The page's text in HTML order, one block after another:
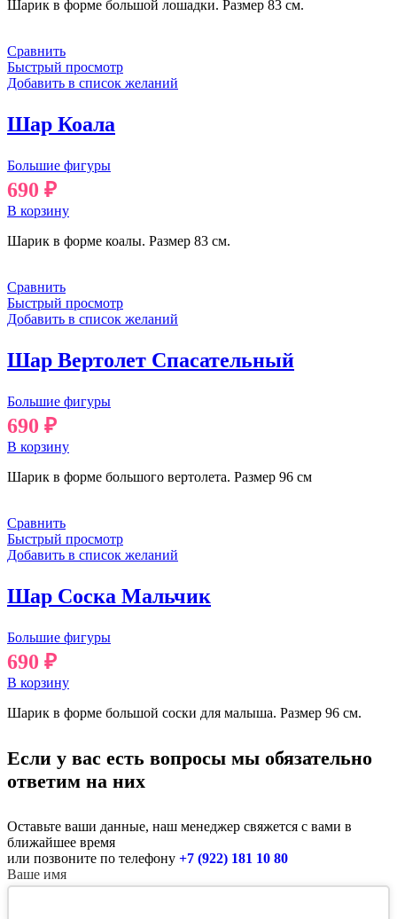
Шарик в форме большой лошадки. Размер 83 см.
Сравнить
Быстрый просмотр
Добавить в список желаний
Шар Коала
Большие фигуры
690 ₽
В корзину
Шарик в форме коалы. Размер 83 см.
Сравнить
Быстрый просмотр
Добавить в список желаний
Шар Вертолет Спасательный
Большие фигуры
690 ₽
В корзину
Шарик в форме большого вертолета. Размер 96 см
Сравнить
Быстрый просмотр
Добавить в список желаний
Шар Соска Мальчик
Большие фигуры
690 ₽
В корзину
Шарик в форме большой соски для малыша. Размер 96 см.
Если у вас есть вопросы мы обязательно
ответим на них
Оставьте ваши данные, наш менеджер свяжется с вами в
ближайшее время
или позвоните по телефону +7 (922) 181 10 80
Ваше имя